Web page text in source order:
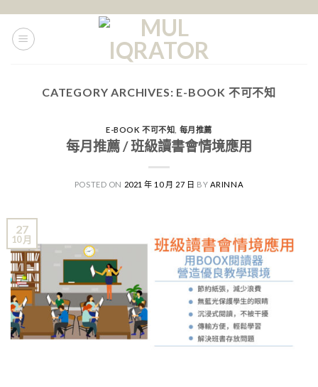
content
CATEGORY ARCHIVES: E-BOOK 不可不知
E-BOOK 不可不知 每月推薦
每月推薦 / 班級讀書會情境應用
POSTED ON 2021 年 10 月 27 日 BY ARINNA
27
10 月